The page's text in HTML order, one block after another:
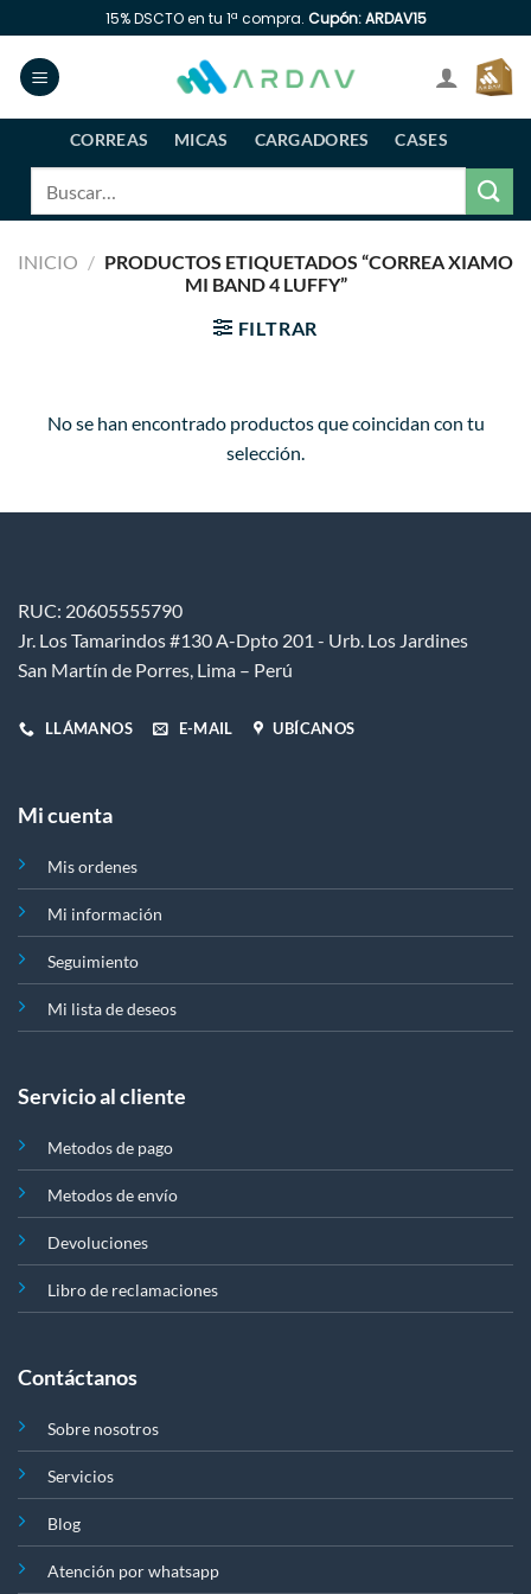
al
contenido
15% DSCTO en tu 1ª compra. Cupón: ARDAV15
CORREAS MICAS CARGADORES
CASES
INICIO / PRODUCTOS ETIQUETADOS “CORREA XIAMO
MI BAND 4 LUFFY”
FILTRAR
No se han encontrado productos que coincidan con tu
selección.
RUC: 20605555790
Jr. Los Tamarindos #130 A-Dpto 201 - Urb. Los Jardines
San Martín de Porres, Lima – Perú
LLÁMANOS E-MAIL UBÍCANOS
Mi cuenta
Mis ordenes
Mi información
Seguimiento
Mi lista de deseos
Servicio al cliente
Metodos de pago
Metodos de envío
Devoluciones
Libro de reclamaciones
Contáctanos
Sobre nosotros
Servicios
Blog
Atención por whatsapp